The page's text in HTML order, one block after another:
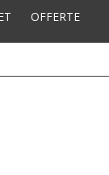
OFFERTE